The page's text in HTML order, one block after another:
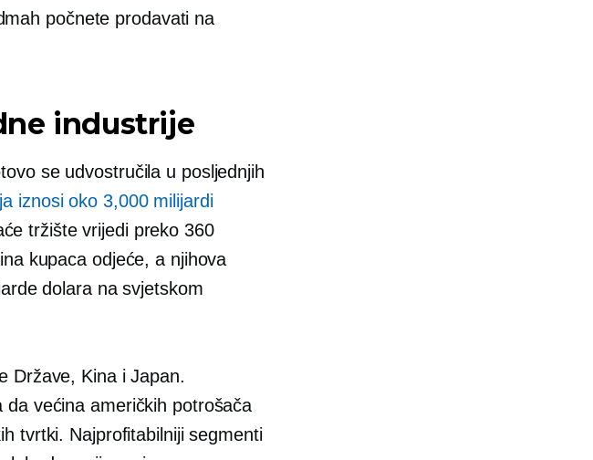
počnete prodavati na
industrije
se udvostručila u posljednjih
iznosi oko 3,000 milijardi
tržište vrijedi preko 360
kupaca odjeće, a njihova
dolara na svjetskom
Države, Kina i Japan.
većina američkih potrošača
tvrtki. Najprofitabilniji segmenti